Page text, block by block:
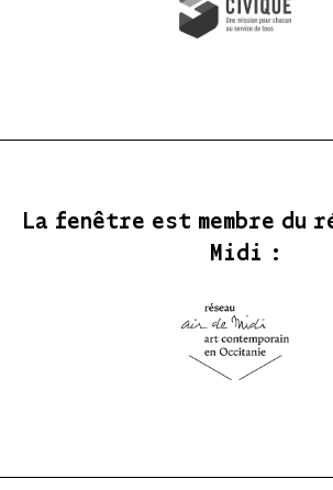
La fenêtre est membre du
Midi :